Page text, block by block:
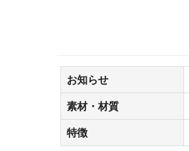
お知らせ
素材・材質
特徴